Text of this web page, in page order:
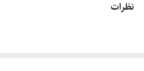
پس انتخاب یک اسباب بازی چوبی خوب
سفارش به‌منزله‌ی پذیرش این موارد و
نظرات